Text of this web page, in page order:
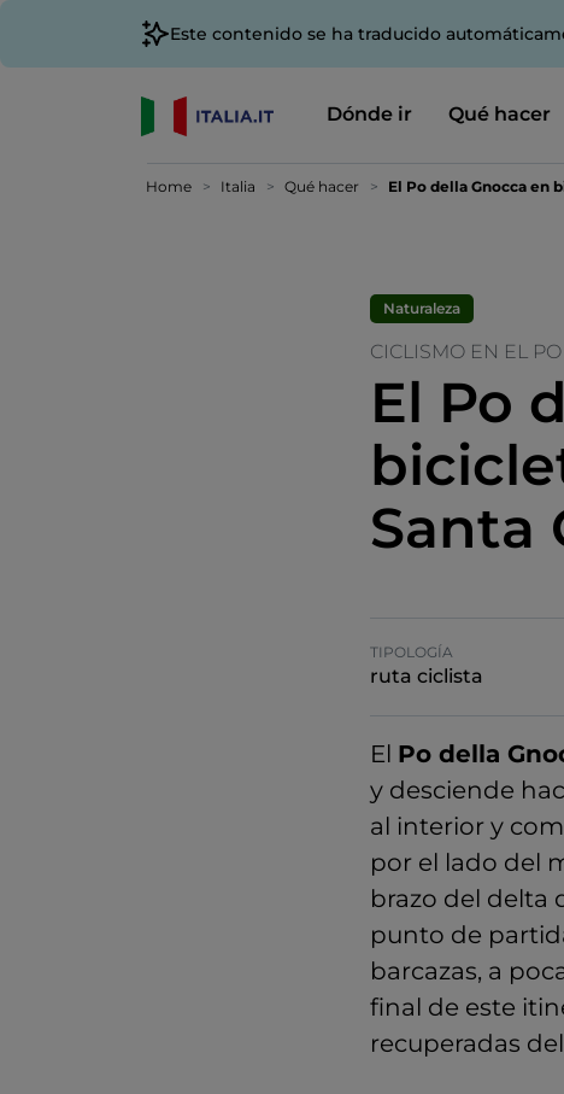
Este contenido se ha traducido
Dónde ir Qué hacer
Home Italia Qué hacer El Po della Gnocca en
Naturaleza
CICLISMO EN EL PO
El Po
Santa
TIPOLOGÍA
ruta ciclista
El Po della
y desciende
al interior y
por el lado del
brazo del delta
punto de
barcazas, a
final de este
recuperadas